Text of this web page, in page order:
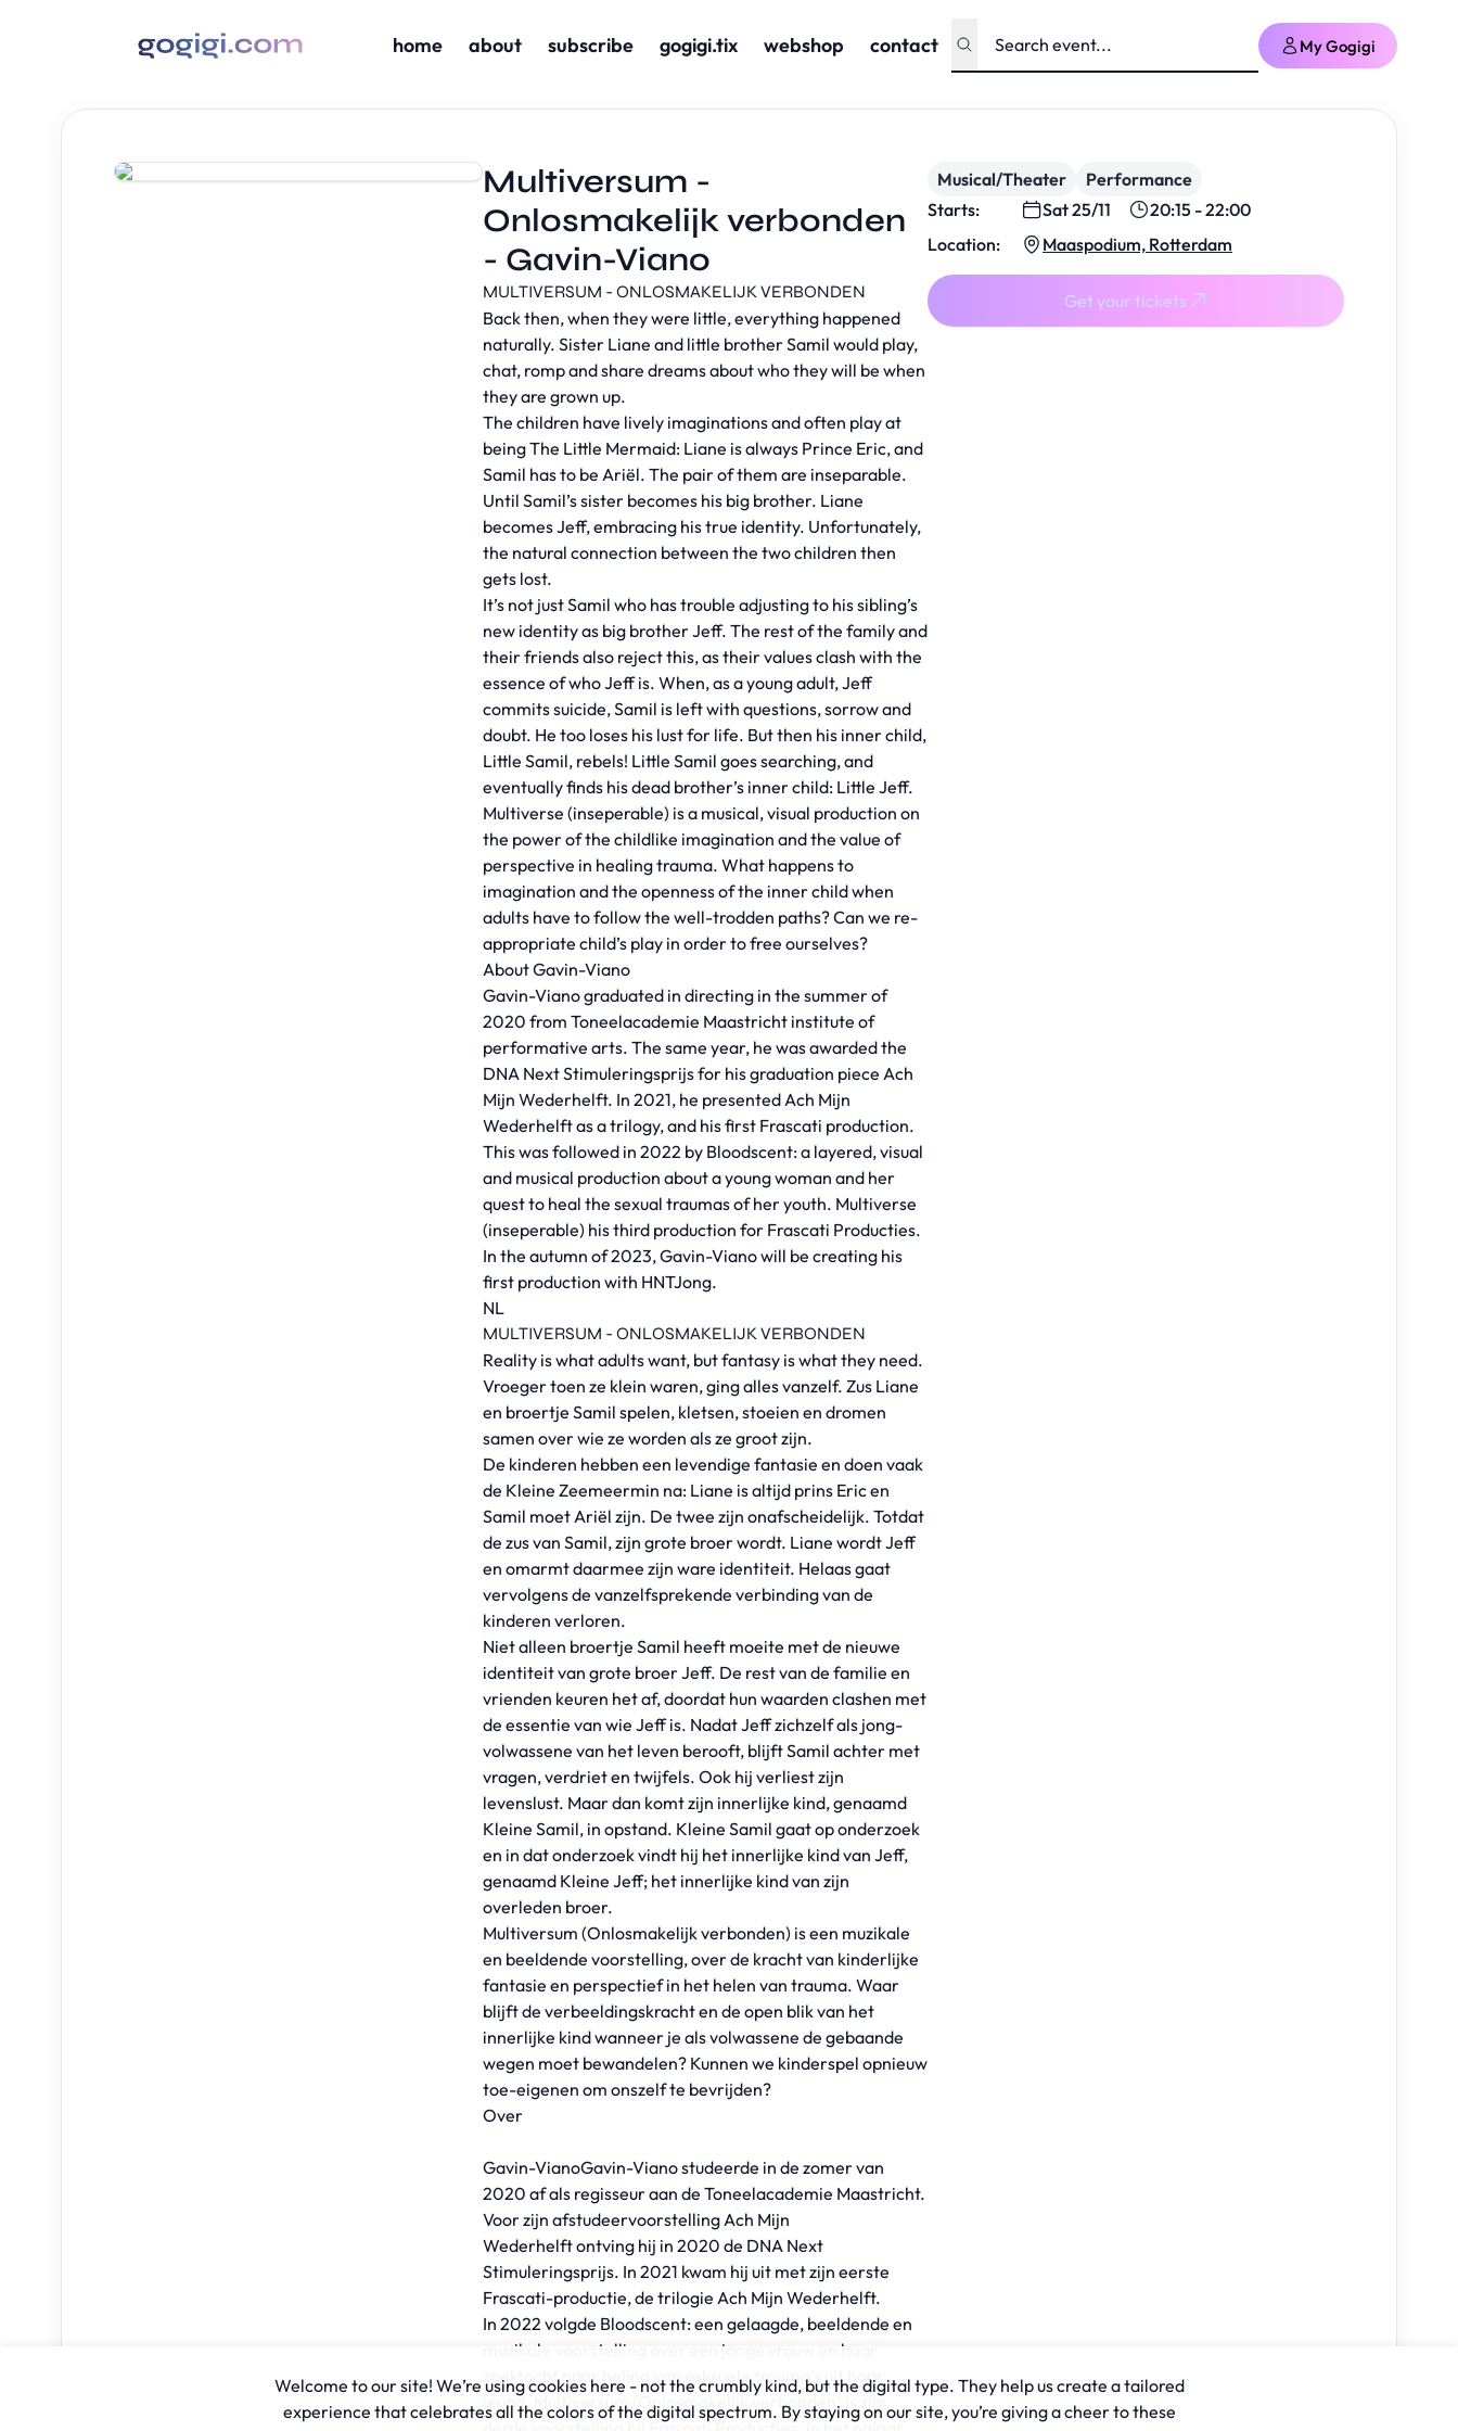
home about subscribe gogigi.tix webshop contact My Gogigi
Multiversum -
Onlosmakelijk verbonden
- Gavin-Viano
MULTIVERSUM - ONLOSMAKELIJK VERBONDEN
Back then, when they were little, everything happened
naturally. Sister Liane and little brother Samil would play,
chat, romp and share dreams about who they will be when
they are grown up.
The children have lively imaginations and often play at
being The Little Mermaid: Liane is always Prince Eric, and
Samil has to be Ariël. The pair of them are inseparable.
Until Samil’s sister becomes his big brother. Liane
becomes Jeff, embracing his true identity. Unfortunately,
the natural connection between the two children then
gets lost.
It’s not just Samil who has trouble adjusting to his sibling’s
new identity as big brother Jeff. The rest of the family and
their friends also reject this, as their values clash with the
essence of who Jeff is. When, as a young adult, Jeff
commits suicide, Samil is left with questions, sorrow and
doubt. He too loses his lust for life. But then his inner child,
Little Samil, rebels! Little Samil goes searching, and
eventually finds his dead brother’s inner child: Little Jeff.
Multiverse (inseperable) is a musical, visual production on
the power of the childlike imagination and the value of
perspective in healing trauma. What happens to
imagination and the openness of the inner child when
adults have to follow the well-trodden paths? Can we re-
appropriate child’s play in order to free ourselves?
About Gavin-Viano
Gavin-Viano graduated in directing in the summer of
2020 from Toneelacademie Maastricht institute of
performative arts. The same year, he was awarded the
DNA Next Stimuleringsprijs for his graduation piece Ach
Mijn Wederhelft. In 2021, he presented Ach Mijn
Wederhelft as a trilogy, and his first Frascati production.
This was followed in 2022 by Bloodscent: a layered, visual
and musical production about a young woman and her
quest to heal the sexual traumas of her youth. Multiverse
(inseperable) his third production for Frascati Producties.
In the autumn of 2023, Gavin-Viano will be creating his
first production with HNTJong.
NL
MULTIVERSUM - ONLOSMAKELIJK VERBONDEN
Reality is what adults want, but fantasy is what they need.
Vroeger toen ze klein waren, ging alles vanzelf. Zus Liane
en broertje Samil spelen, kletsen, stoeien en dromen
samen over wie ze worden als ze groot zijn.
De kinderen hebben een levendige fantasie en doen vaak
de Kleine Zeemeermin na: Liane is altijd prins Eric en
Samil moet Ariël zijn. De twee zijn onafscheidelijk. Totdat
de zus van Samil, zijn grote broer wordt. Liane wordt Jeff
en omarmt daarmee zijn ware identiteit. Helaas gaat
vervolgens de vanzelfsprekende verbinding van de
kinderen verloren.
Niet alleen broertje Samil heeft moeite met de nieuwe
identiteit van grote broer Jeff. De rest van de familie en
vrienden keuren het af, doordat hun waarden clashen met
de essentie van wie Jeff is. Nadat Jeff zichzelf als jong-
volwassene van het leven berooft, blijft Samil achter met
vragen, verdriet en twijfels. Ook hij verliest zijn
levenslust. Maar dan komt zijn innerlijke kind, genaamd
Kleine Samil, in opstand. Kleine Samil gaat op onderzoek
en in dat onderzoek vindt hij het innerlijke kind van Jeff,
genaamd Kleine Jeff; het innerlijke kind van zijn
overleden broer.
Multiversum (Onlosmakelijk verbonden) is een muzikale
en beeldende voorstelling, over de kracht van kinderlijke
fantasie en perspectief in het helen van trauma. Waar
blijft de verbeeldingskracht en de open blik van het
innerlijke kind wanneer je als volwassene de gebaande
wegen moet bewandelen? Kunnen we kinderspel opnieuw
toe-eigenen om onszelf te bevrijden?
Over
Gavin-VianoGavin-Viano studeerde in de zomer van
2020 af als regisseur aan de Toneelacademie Maastricht.
Voor zijn afstudeervoorstelling Ach Mijn
Wederhelft ontving hij in 2020 de DNA Next
Stimuleringsprijs. In 2021 kwam hij uit met zijn eerste
Frascati-productie, de trilogie Ach Mijn Wederhelft.
In 2022 volgde Bloodscent: een gelaagde, beeldende en
muzikale voorstelling over een jonge vrouw en haar
zoektocht naar heling van seksuele trauma's uit haar
jeugd. Multiversum (Onlosmakelijk verbonden) is zijn
Musical/Theater
Performance
Starts:
Sat 25/11
20:15 - 22:00
Location:
Maaspodium, Rotterdam
Get your tickets
Welcome to our site! We’re using cookies here - not the crumbly kind, but the digital type. They help us create a tailored
experience that celebrates all the colors of the digital spectrum. By staying on our site, you’re giving a cheer to these